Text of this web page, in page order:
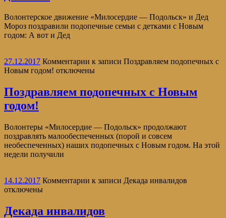
Волонтерское движение «Милосердие — Подольск» и Дед
Мороз поздравили подопечные семьи с детками с Новым
годом: А вот и Дед
27.12.2017 Комментарии к записи Поздравляем подопечных с
Новым годом! отключены
Поздравляем подопечных с Новым
годом!
Волонтеры «Милосердие — Подольск» продолжают
поздравлять малообеспеченных (порой и совсем
необеспеченных) наших подопечных с Новым годом. На этой
недели получили
14.12.2017 Комментарии к записи Декада инвалидов
отключены
Декада инвалидов